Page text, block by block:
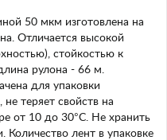
50 мкм изготовлена на
Отличается высокой
стойкостью к
рулона - 66 м.
для упаковки
теряет свойств на
от 10 до 30°C. Не хранить
лент в упаковке